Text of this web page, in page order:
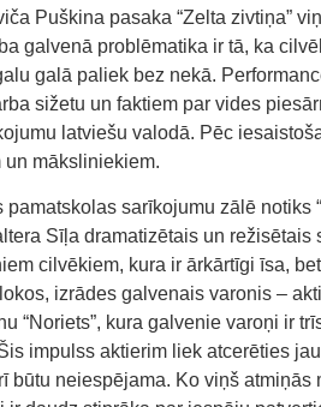
Puškina pasaka “Zelta zivtiņa”
galvenā problēmatika ir tā, ka
galā paliek bez nekā.
sižetu un faktiem par vides
latviešu valodā. Pēc
un māksliniekiem.
sarīkojumu zālē notiks
Sīļa dramatizētais un režisētais
cilvēkiem, kura ir ārkārtīgi īsa,
izrādes galvenais varonis –
“Noriets”, kura galvenie varoņi ir
impulss aktierim liek atcerēties
neiespējama. Ko viņš atmiņās